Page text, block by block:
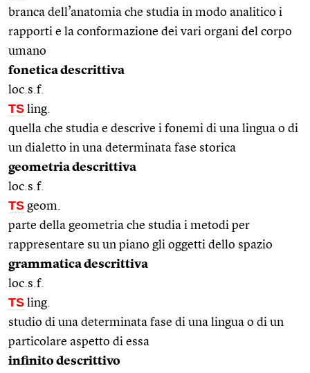
branca dell’anatomia che studia in modo analitico i
rapporti e la conformazione dei vari organi del corpo
umano
fonetica descrittiva
loc.s.f.
TS ling.
quella che studia e descrive i fonemi di una lingua o di
un dialetto in una determinata fase storica
geometria descrittiva
loc.s.f.
TS geom.
parte della geometria che studia i metodi per
rappresentare su un piano gli oggetti dello spazio
grammatica descrittiva
loc.s.f.
TS ling.
studio di una determinata fase di una lingua o di un
particolare aspetto di essa
infinito descrittivo